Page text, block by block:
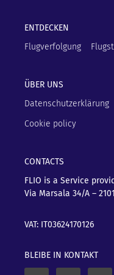
ENTDECKEN
Flugverfolgung
ÜBER UNS
Datenschutzerklärung
Cookie policy
CONTACTS
FLIO is a Service
Via Marsala 34/A –
VAT: IT03624170126
BLEIBE IN KONTAKT